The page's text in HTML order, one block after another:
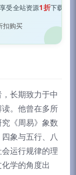
享受全站资源1折下载
扣购买
长期致力于中
。他曾在多所
《周易》象数
象与五行、八
运行规律的理
学的角度出